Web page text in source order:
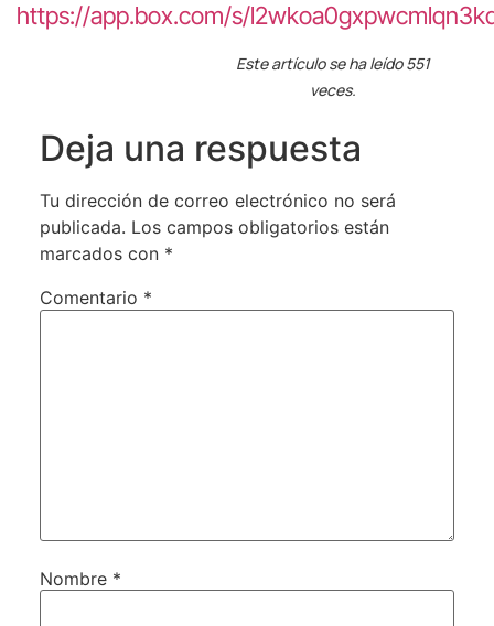
https://app.box.com/s/
Este artículo se ha leído 551
veces.
Deja una respuesta
Tu dirección de correo electrónico no será
publicada. Los campos obligatorios están
marcados con *
Comentario *
Nombre *